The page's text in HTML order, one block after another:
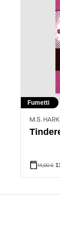
Fumetti
M.S.
14,00€